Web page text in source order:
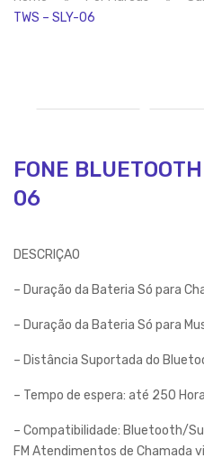
TWS – SLY-06
FONE
06
DESCRIÇAO
– Duração da Bateria Só para
– Duração da Bateria Só para
– Distância Suportada do
– Tempo de espera: até 250
– Compatibilidade: Bluetooth/
FM Atendimentos de Chamada